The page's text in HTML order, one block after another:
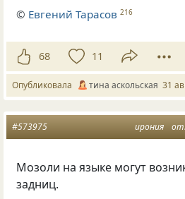
© Евгений Тарасов 216
68 11
Опубликовала тина аскольская 31
ирония
#573975
Мозоли на языке могут
задниц.